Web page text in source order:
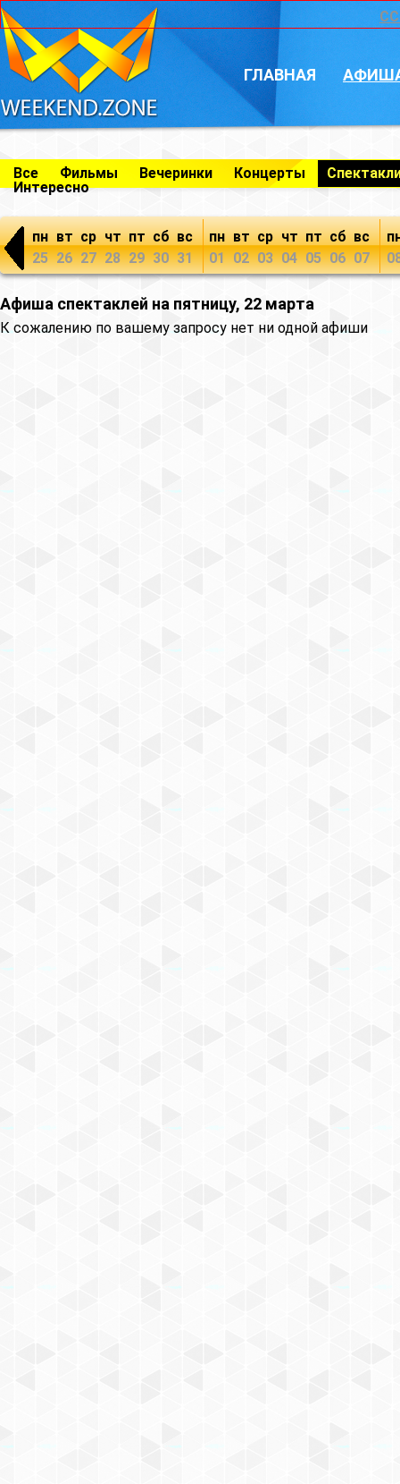
ГЛАВНАЯ
Все Фильмы Вечеринки Концерты
Интересно
пн
25
вт
26
ср
27
чт
28
пт
29
сб
30
вс
31
пн
01
вт
02
ср
03
чт
04
пт
05
сб
06
вс
07
Афиша спектаклей на пятницу, 22 марта
К сожалению по вашему запросу нет ни одной афиши